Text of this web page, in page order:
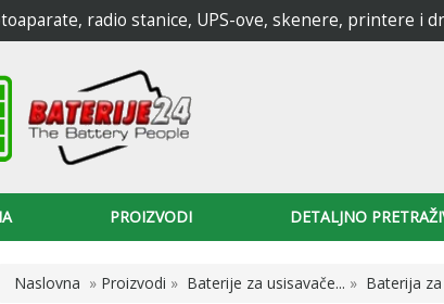
radio stanice, UPS-ove, skenere, printere i
PROIZVODI DETALJNO
Naslovna » Proizvodi » Baterije za usisavače... » Baterija